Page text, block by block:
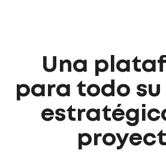
Una
para todo